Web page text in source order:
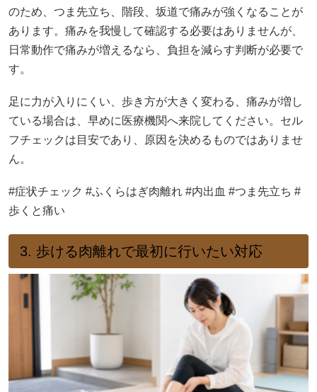
のため、つま先立ち、階段、坂道で痛みが強くなることが
あります。痛みを我慢して確認する必要はありませんが、
日常動作で痛みが増えるなら、負担を減らす判断が必要で
す。
足に力が入りにくい、歩き方が大きく変わる、痛みが増し
ている場合は、早めに医療機関へ来院してください。セル
フチェックは目安であり、原因を決めるものではありませ
ん。
#症状チェック #ふくらはぎ肉離れ #内出血 #つま先立ち #
歩くと痛い
3. 歩ける肉離れで最初に行いたい対応